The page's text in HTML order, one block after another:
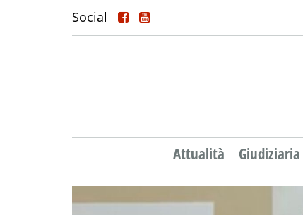
Social
Attualità Giudiziaria